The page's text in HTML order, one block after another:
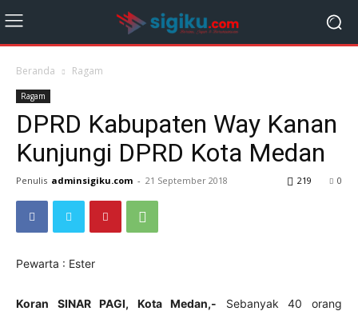
Beranda Ragam
Ragam
DPRD Kabupaten Way Kanan
Kunjungi DPRD Kota Medan
Penulis adminsigiku.com - 21 September 2018 0
219
Pewarta : Ester
Koran SINAR PAGI, Kota Medan,- Sebanyak 40 orang